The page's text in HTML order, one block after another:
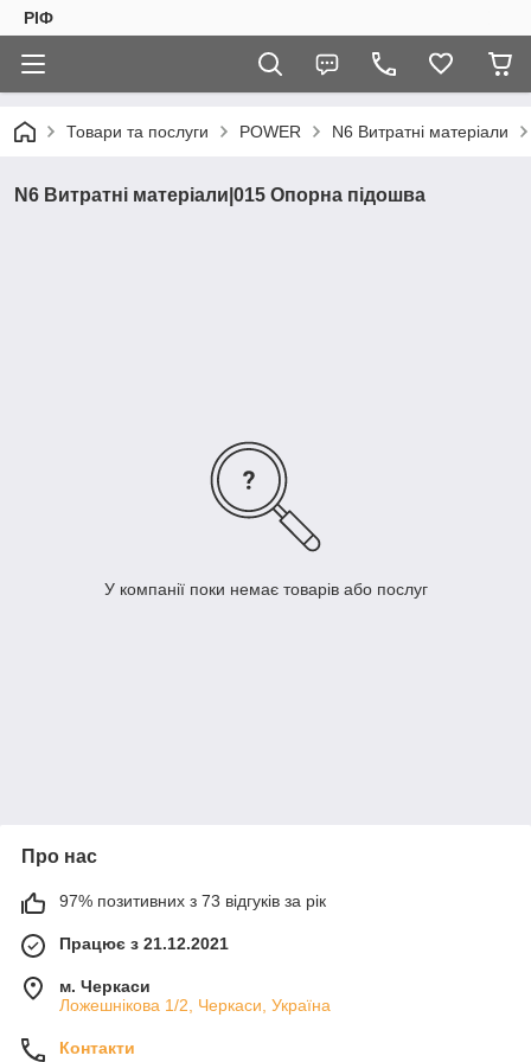
РІФ
Товари та послуги POWER N6 Витратні матеріали
N6 Витратні матеріали|015 Опорна підошва
У компанії поки немає товарів або послуг
Про нас
97% позитивних з 73 відгуків за рік
Працює з 21.12.2021
м. Черкаси
Ложешнікова 1/2, Черкаси, Україна
Контакти